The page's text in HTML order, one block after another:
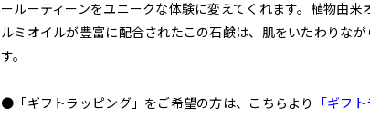
ールーティーンをユニークな体験に変えてくれます。植物由来
ルミオイルが豊富に配合されたこの石鹸は、肌をいたわりな
す。
●「ギフトラッピング」をご希望の方は、こちらより 「ギフ